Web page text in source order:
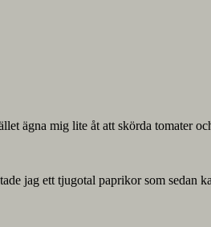
ägna mig lite åt att skörda tomater
jag ett tjugotal paprikor som sedan